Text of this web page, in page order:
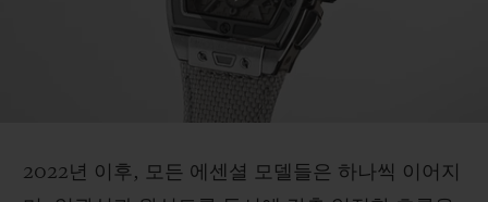
2022년 이후, 모든 에센셜 모델들은 하나씩 이어지